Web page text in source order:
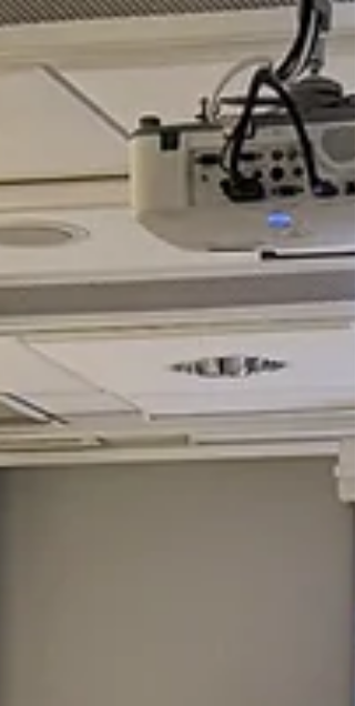
ditt bidrag senast den 31 mars 2026 . Boka in